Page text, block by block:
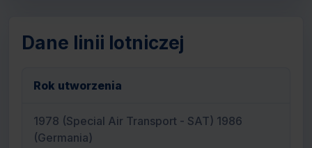
Dane linii lotniczej
Rok utworzenia
1978 (Special Air Transport - SAT) 1986
(Germania)